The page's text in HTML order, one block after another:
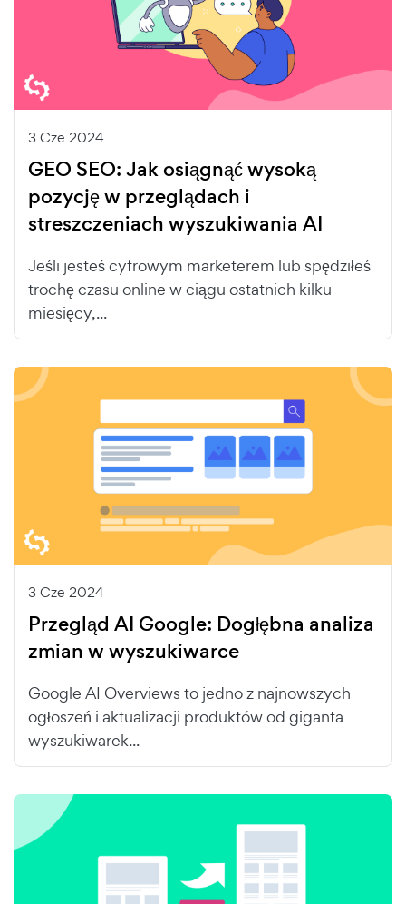
3 Cze 2024
GEO SEO: Jak osiągnąć wysoką
pozycję w przeglądach i
streszczeniach wyszukiwania AI
Jeśli jesteś cyfrowym marketerem lub spędziłeś
trochę czasu online w ciągu ostatnich kilku
miesięcy,...
3 Cze 2024
Przegląd AI Google: Dogłębna analiza
zmian w wyszukiwarce
Google AI Overviews to jedno z najnowszych
ogłoszeń i aktualizacji produktów od giganta
wyszukiwarek...